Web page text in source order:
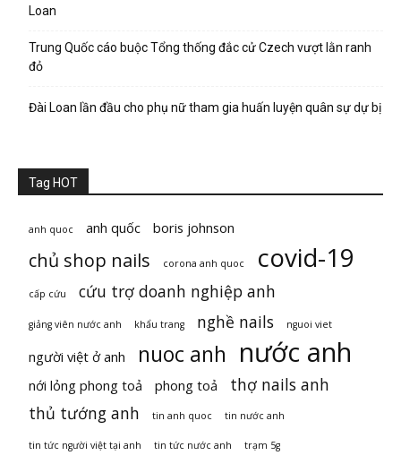
Loan
Trung Quốc cáo buộc Tổng thống đắc cử Czech vượt lằn ranh
đỏ
Đài Loan lần đầu cho phụ nữ tham gia huấn luyện quân sự dự bị
Tag HOT
anh quoc anh quốc boris johnson
chủ shop nails corona anh quoc covid-19
cấp cứu cứu trợ doanh nghiệp anh
giảng viên nước anh khẩu trang nghề nails nguoi viet
người việt ở anh nuoc anh nước anh
nới lỏng phong toả phong toả
thợ nails anh
thủ tướng anh
tin anh quoc tin nước anh
tin tức người việt tại anh tin tức nước anh trạm 5g